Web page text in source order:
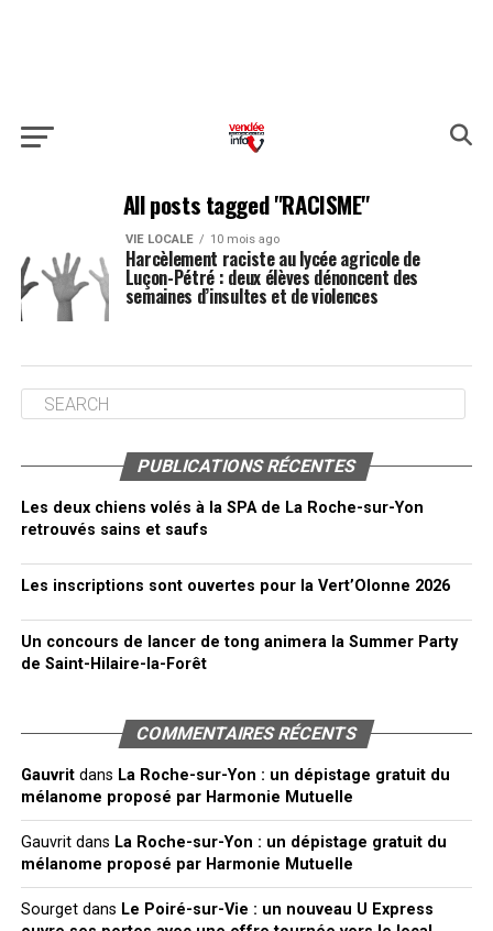
All posts tagged "RACISME"
VIE LOCALE 10 mois ago
Harcèlement raciste au lycée agricole de
Luçon-Pétré : deux élèves dénoncent des
semaines d’insultes et de violences
PUBLICATIONS RÉCENTES
Les deux chiens volés à la SPA de La Roche-sur-Yon
retrouvés sains et saufs
Les inscriptions sont ouvertes pour la Vert’Olonne 2026
Un concours de lancer de tong animera la Summer Party
de Saint-Hilaire-la-Forêt
COMMENTAIRES RÉCENTS
Gauvritdans La Roche-sur-Yon : un dépistage gratuit du
mélanome proposé par Harmonie Mutuelle
Gauvritdans La Roche-sur-Yon : un dépistage gratuit du
mélanome proposé par Harmonie Mutuelle
Sourgetdans Le Poiré-sur-Vie : un nouveau U Express